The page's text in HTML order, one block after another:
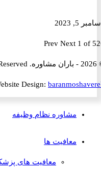
PrevNext 1
Website Design:
مشاوره نظام وظیفه
معافیت ها
معافیت های پزشکی